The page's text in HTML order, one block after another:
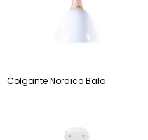
Colgante Nordico Bala